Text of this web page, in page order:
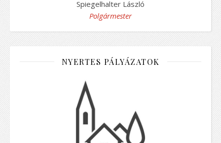
Spiegelhalter László
Polgármester
NYERTES PÁLYÁZATOK